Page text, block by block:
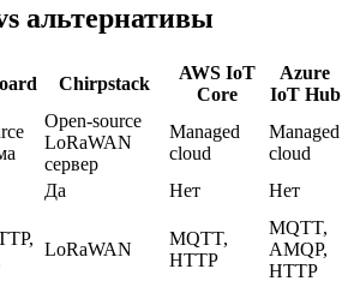
альтернативы
Chirpstack
AWS IoT
Core
Azure
IoT Hub
Open-source
LoRaWAN
сервер
Managed
cloud
Managed
cloud
Да Нет Нет
LoRaWAN
MQTT,
HTTP
MQTT,
AMQP,
HTTP